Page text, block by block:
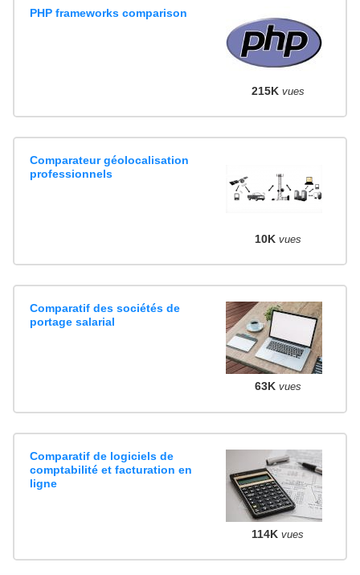
PHP frameworks comparison
215K vues
Comparateur géolocalisation
professionnels
10K vues
Comparatif des sociétés de
portage salarial
63K vues
Comparatif de logiciels de
comptabilité et facturation en
ligne
114K vues